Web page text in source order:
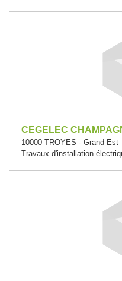
CEGELEC
10000 TROYES - Grand Est
Travaux d'installation